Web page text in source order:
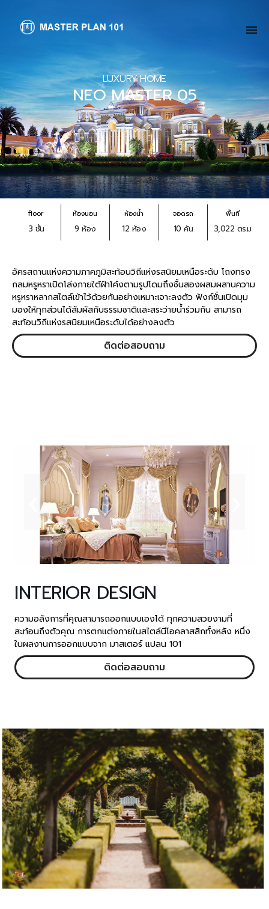
LUXURY HOME
NEO MASTER 05
floor
3 ชั้น
ห้องนอน
9 ห้อง
ห้องน้ำ
12 ห้อง
จอดรถ
10 คัน
พื้นที่
3,022 ตร.ม
อัครสถานแห่งความภาคภูมิสะท้อนวิถีแห่งรสนิยมเหนือระดับ โถงทรง
กลมหรูหราเปิดโล่งภายใต้ฝ้าโค้งตามรูปโดมถึงชั้นสองผสมผสานความ
หรูหราหลากสไตล์เข้าไว้ด้วยกันอย่างเหมาะเจาะลงตัว ฟังก์ชั่นเปิดมุม
มองให้ทุกส่วนได้สัมผัสกับธรรมชาติและสระว่ายน้ำร่วมกัน สามารถ
สะท้อนวิถีแห่งรสนิยมเหนือระดับได้อย่างลงตัว
ติดต่อสอบถาม
INTERIOR DESIGN
ความอลังการที่คุณสามารถออกแบบเองได้ ทุกความสวยงามที่
สะท้อนถึงตัวคุณ การตกแต่งภายในสไตล์นีโอคลาสสิกทั้งหลัง หนึ่ง
ในผลงานการออกแบบจาก มาสเตอร์ แปลน 101
ติดต่อสอบถาม